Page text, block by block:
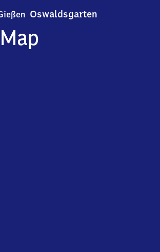
Oswaldsgarten
Map